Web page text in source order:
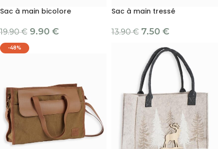
Sac à main bicolore
19.90€ 9.90 €
Sac à main tressé
13.90€ 7.50 €
-48%